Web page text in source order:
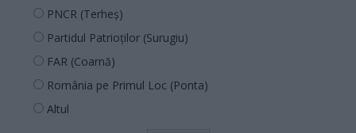
PNCR (Terheș)
Partidul Patrioților (Surugiu)
FAR (Coarnă)
România pe Primul Loc (Ponta)
Altul